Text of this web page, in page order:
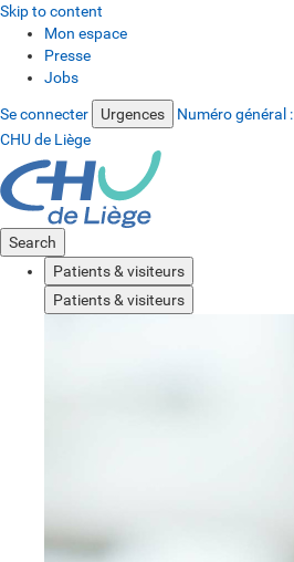
Skip to content
Mon espace
Presse
Jobs
Se connecter Urgences Numéro général :
CHU de Liège
Search
Patients & visiteurs
Patients & visiteurs